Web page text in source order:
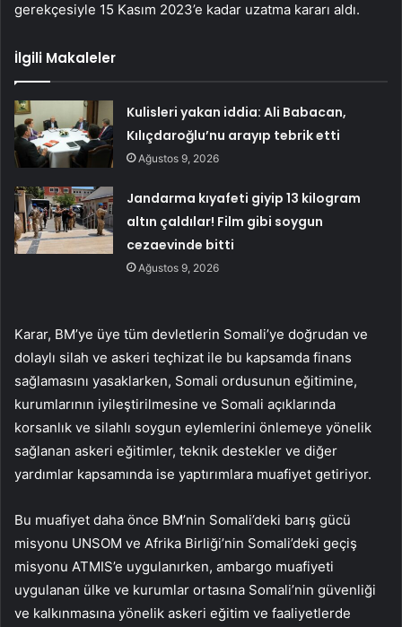
gerekçesiyle 15 Kasım 2023’e kadar uzatma kararı aldı.
İlgili Makaleler
Kulisleri yakan iddia: Ali Babacan,
Kılıçdaroğlu’nu arayıp tebrik etti
Ağustos 9, 2026
Jandarma kıyafeti giyip 13 kilogram
altın çaldılar! Film gibi soygun
cezaevinde bitti
Ağustos 9, 2026
Karar, BM’ye üye tüm devletlerin Somali’ye doğrudan ve
dolaylı silah ve askeri teçhizat ile bu kapsamda finans
sağlamasını yasaklarken, Somali ordusunun eğitimine,
kurumlarının iyileştirilmesine ve Somali açıklarında
korsanlık ve silahlı soygun eylemlerini önlemeye yönelik
sağlanan askeri eğitimler, teknik destekler ve diğer
yardımlar kapsamında ise yaptırımlara muafiyet getiriyor.
Bu muafiyet daha önce BM’nin Somali’deki barış gücü
misyonu UNSOM ve Afrika Birliği’nin Somali’deki geçiş
misyonu ATMIS’e uygulanırken, ambargo muafiyeti
uygulanan ülke ve kurumlar ortasına Somali’nin güvenliği
ve kalkınmasına yönelik askeri eğitim ve faaliyetlerde